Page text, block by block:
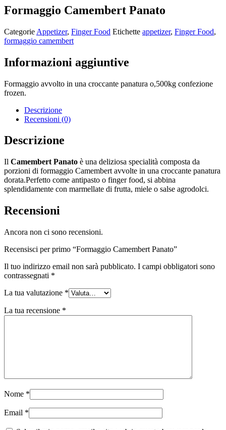
Formaggio Camembert Panato
Categorie Appetizer, Finger Food Etichette appetizer, Finger Food,
formaggio camembert
Informazioni aggiuntive
Formaggio avvolto in una croccante panatura o,500kg confezione
frozen.
Descrizione
Recensioni (0)
Descrizione
Il Camembert Panato è una deliziosa specialità composta da
porzioni di formaggio Camembert avvolte in una croccante panatura
dorata.Perfetto come antipasto o finger food, si abbina
splendidamente con marmellate di frutta, miele o salse agrodolci.
Recensioni
Ancora non ci sono recensioni.
Recensisci per primo “Formaggio Camembert Panato”
Il tuo indirizzo email non sarà pubblicato. I campi obbligatori sono
contrassegnati *
La tua valutazione *
La tua recensione *
Nome *
Email *